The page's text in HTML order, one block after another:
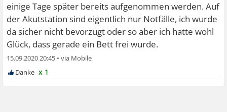
einige Tage später bereits aufgenommen werden. Auf
der Akutstation sind eigentlich nur Notfälle, ich wurde
da sicher nicht bevorzugt oder so aber ich hatte wohl
Glück, dass gerade ein Bett frei wurde.
15.09.2020 20:45 •
x 1